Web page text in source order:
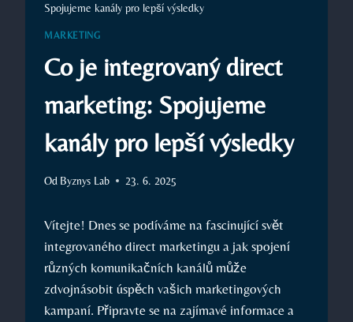
Spojujeme kanály pro lepší výsledky
MARKETING
Co je integrovaný direct
marketing: Spojujeme
kanály pro lepší výsledky
Od Byznys Lab 23. 6. 2025
Vítejte! ​Dnes se podíváme na fascinující svět
‌integrovaného direct marketingu a jak spojení
různých komunikačních kanálů může
zdvojnásobit úspěch vašich marketingových
kampaní. Připravte se ⁣na zajímavé informace a